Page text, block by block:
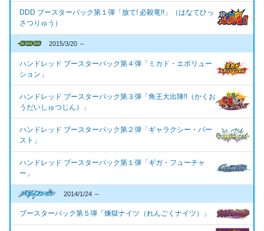
DDD ブースターパック第１弾「放て! 必殺竜!!」（はなてひっ
さつりゅう）
2015/3/20 ～
ハンドレッド ブースターパック第４弾「ミカド・エボリュー
ション」
ハンドレッド ブースターパック第３弾「角王大出陣!!（かくお
うだいしゅつじん）」
ハンドレッド ブースターパック第２弾「ギャラクシー・バー
スト」
ハンドレッド ブースターパック第１弾「ギガ・フューチャ
ー」
2014/1/24 ～
ブースターパック第５弾「煉獄ナイツ（れんごくナイツ）」